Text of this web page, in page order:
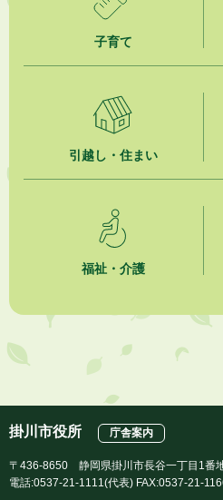
【参加者募集】プロ棋士から学ぼう！
「かけがわ手話動画」で手話を学ぼう！
2026年8月1日
今月の広報かけがわ
2026年8月1日
2026年7月31日
人材育成講座 かけがわまちづくりラボ
子育て
引越し・住まい
福祉・介護
掛川市役所 庁舎案内
〒436-8650 静岡県掛川市長谷一丁目1番
電話:0537-21-1111(代表) FAX:0537-21-